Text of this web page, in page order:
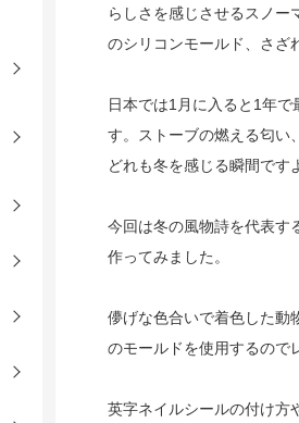
らしさを感じさせるスノー
のシリコンモールド、さざ
日本では1月に入ると1年
す。ストーブの燃える匂い
どれも冬を感じる瞬間です
今回は冬の風物詩を代表す
作ってみました。
儚げな色合いで着色した動
のモールドを使用するので
英字ネイルシールの付け方